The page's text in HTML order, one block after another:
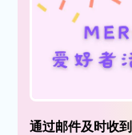
通过邮件及时收